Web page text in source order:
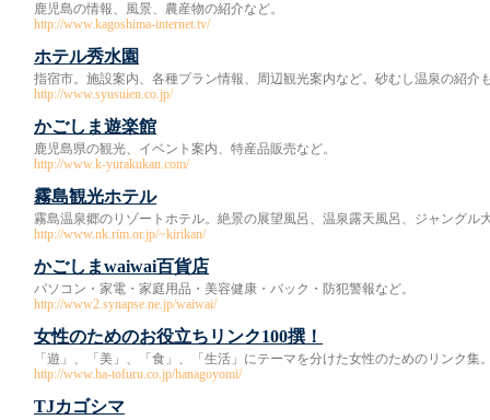
鹿児島の情報、風景、農産物の紹介など。
http://www.kagoshima-internet.tv/
ホテル秀水園
指宿市。施設案内、各種プラン情報、周辺観光案内など。砂むし温泉の紹介
http://www.syusuien.co.jp/
かごしま遊楽館
鹿児島県の観光、イベント案内、特産品販売など。
http://www.k-yurakukan.com/
霧島観光ホテル
霧島温泉郷のリゾートホテル。絶景の展望風呂、温泉露天風呂、ジャングル
http://www.nk.rim.or.jp/~kirikan/
かごしまwaiwai百貨店
パソコン・家電・家庭用品・美容健康・バック・防犯警報など。
http://www2.synapse.ne.jp/waiwai/
女性のためのお役立ちリンク100撰！
「遊」、「美」、「食」、「生活」にテーマを分けた女性のためのリンク集
http://www.ha-tofuru.co.jp/hanagoyomi/
TJカゴシマ